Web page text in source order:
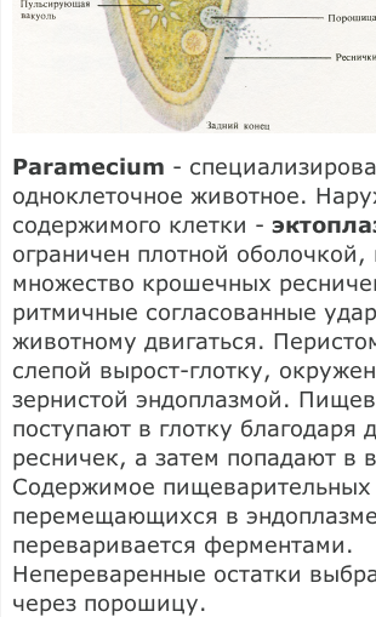
Paramecium -
одноклеточное животное.
содержимого клетки -
ограничен плотной
множество крошечных
ритмичные согласованные
животному двигаться.
слепой вырост-глотку,
зернистой эндоплазмой.
поступают в глотку благодаря
ресничек, а затем попадают в
Содержимое пищеварительных
перемещающихся в
переваривается ферментами.
Непереваренные остатки
через порошицу.